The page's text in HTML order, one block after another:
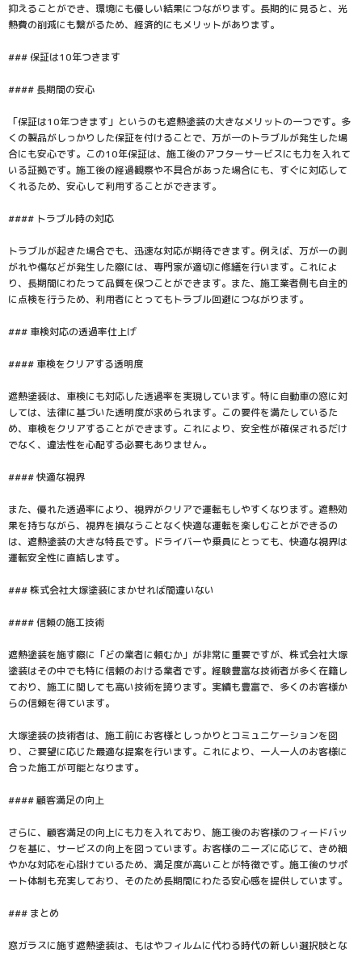
抑えることができ、環境にも優しい結果につながります。長期的に見ると、光
熱費の削減にも繋がるため、経済的にもメリットがあります。
### 保証は10年つきます
#### 長期間の安心
「保証は10年つきます」というのも遮熱塗装の大きなメリットの一つです。多
くの製品がしっかりした保証を付けることで、万が一のトラブルが発生した場
合にも安心です。この10年保証は、施工後のアフターサービスにも力を入れて
いる証拠です。施工後の経過観察や不具合があった場合にも、すぐに対応して
くれるため、安心して利用することができます。
#### トラブル時の対応
トラブルが起きた場合でも、迅速な対応が期待できます。例えば、万が一の剥
がれや傷などが発生した際には、専門家が適切に修繕を行います。これによ
り、長期間にわたって品質を保つことができます。また、施工業者側も自主的
に点検を行うため、利用者にとってもトラブル回避につながります。
### 車検対応の透過率仕上げ
#### 車検をクリアする透明度
遮熱塗装は、車検にも対応した透過率を実現しています。特に自動車の窓に対
しては、法律に基づいた透明度が求められます。この要件を満たしているた
め、車検をクリアすることができます。これにより、安全性が確保されるだけ
でなく、違法性を心配する必要もありません。
#### 快適な視界
また、優れた透過率により、視界がクリアで運転もしやすくなります。遮熱効
果を持ちながら、視界を損なうことなく快適な運転を楽しむことができるの
は、遮熱塗装の大きな特長です。ドライバーや乗員にとっても、快適な視界は
運転安全性に直結します。
### 株式会社大塚塗装にまかせれば間違いない
#### 信頼の施工技術
遮熱塗装を施す際に「どの業者に頼むか」が非常に重要ですが、株式会社大塚
塗装はその中でも特に信頼のおける業者です。経験豊富な技術者が多く在籍し
ており、施工に関しても高い技術を誇ります。実績も豊富で、多くのお客様か
らの信頼を得ています。
大塚塗装の技術者は、施工前にお客様としっかりとコミュニケーションを図
り、ご要望に応じた最適な提案を行います。これにより、一人一人のお客様に
合った施工が可能となります。
#### 顧客満足の向上
さらに、顧客満足の向上にも力を入れており、施工後のお客様のフィードバッ
クを基に、サービスの向上を図っています。お客様のニーズに応じて、きめ細
やかな対応を心掛けているため、満足度が高いことが特徴です。施工後のサポ
ート体制も充実しており、そのため長期間にわたる安心感を提供しています。
### まとめ
窓ガラスに施す遮熱塗装は、もはやフィルムに代わる時代の新しい選択肢とな